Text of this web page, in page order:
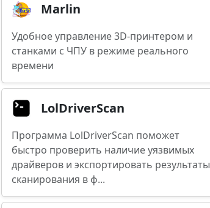
Marlin
Удобное управление 3D-принтером и
станками с ЧПУ в режиме реального
времени
LolDriverScan
Программа LolDriverScan поможет
быстро проверить наличие уязвимых
драйверов и экспортировать результаты
сканирования в ф...